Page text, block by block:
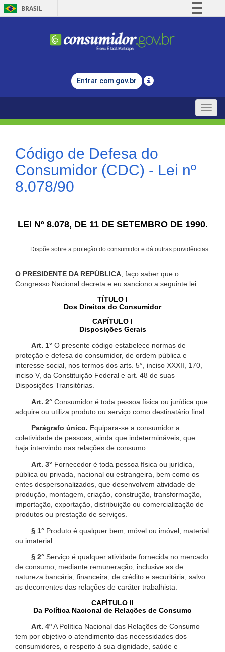
BRASIL
Comunica BR
Legislação
Entrar com gov.br
Toggle
Código de Defesa do
Consumidor (CDC) - Lei nº
8.078/90
LEI Nº 8.078, DE 11 DE SETEMBRO DE 1990.
Dispõe sobre a proteção do consumidor e dá outras providências.
O PRESIDENTE DA REPÚBLICA , faço saber que o
Congresso Nacional decreta e eu sanciono a seguinte lei:
TÍTULO I
Dos Direitos do Consumidor
CAPÍTULO I
Disposições Gerais
Art. 1° O presente código estabelece normas de
proteção e defesa do consumidor, de ordem pública e
interesse social, nos termos dos arts. 5°, inciso XXXII, 170,
inciso V, da Constituição Federal e art. 48 de suas
Disposições Transitórias.
Art. 2° Consumidor é toda pessoa física ou jurídica que
adquire ou utiliza produto ou serviço como destinatário final.
Parágrafo único. Equipara-se a consumidor a
coletividade de pessoas, ainda que indetermináveis, que
haja intervindo nas relações de consumo.
Art. 3° Fornecedor é toda pessoa física ou jurídica,
pública ou privada, nacional ou estrangeira, bem como os
entes despersonalizados, que desenvolvem atividade de
produção, montagem, criação, construção, transformação,
importação, exportação, distribuição ou comercialização de
produtos ou prestação de serviços.
§ 1° Produto é qualquer bem, móvel ou imóvel, material
ou imaterial.
§ 2° Serviço é qualquer atividade fornecida no mercado
de consumo, mediante remuneração, inclusive as de
natureza bancária, financeira, de crédito e securitária, salvo
as decorrentes das relações de caráter trabalhista.
CAPÍTULO II
Da Política Nacional de Relações de Consumo
Art. 4ºA Política Nacional das Relações de Consumo
tem por objetivo o atendimento das necessidades dos
consumidores, o respeito à sua dignidade, saúde e